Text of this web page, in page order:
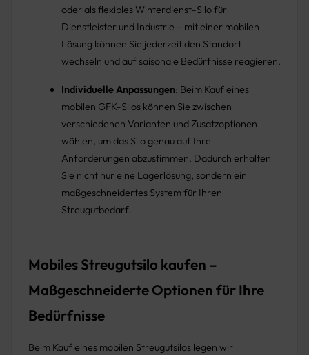
oder als flexibles Winterdienst-Silo für
Dienstleister und Industrie – mit einer mobilen
Lösung können Sie jederzeit den Standort
wechseln und auf saisonale Bedürfnisse reagieren.
Individuelle Anpassungen: Beim Kauf eines
mobilen GFK-Silos können Sie zwischen
verschiedenen Varianten und Zusatzoptionen
wählen, um das Silo genau auf Ihre
Anforderungen abzustimmen. Dadurch erhalten
Sie nicht nur eine Lagerlösung, sondern ein
maßgeschneidertes System für Ihren
Streugutbedarf.
Mobiles Streugutsilo kaufen –
Maßgeschneiderte Optionen für Ihre
Bedürfnisse
Beim Kauf eines mobilen Streugutsilos legen wir